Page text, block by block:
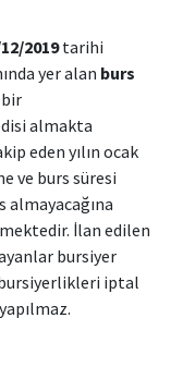
2019tarihi
yer alan burs
bir
almakta
eden yılın ocak
ve burs süresi
İlan edilen
bursiyer
iptal